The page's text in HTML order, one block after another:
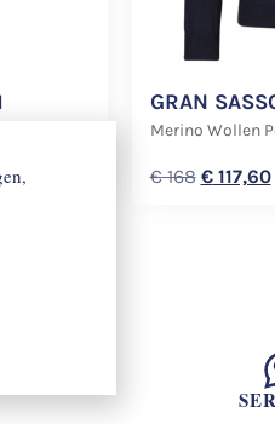
GRAN
Merino Wollen
€168 €117,60